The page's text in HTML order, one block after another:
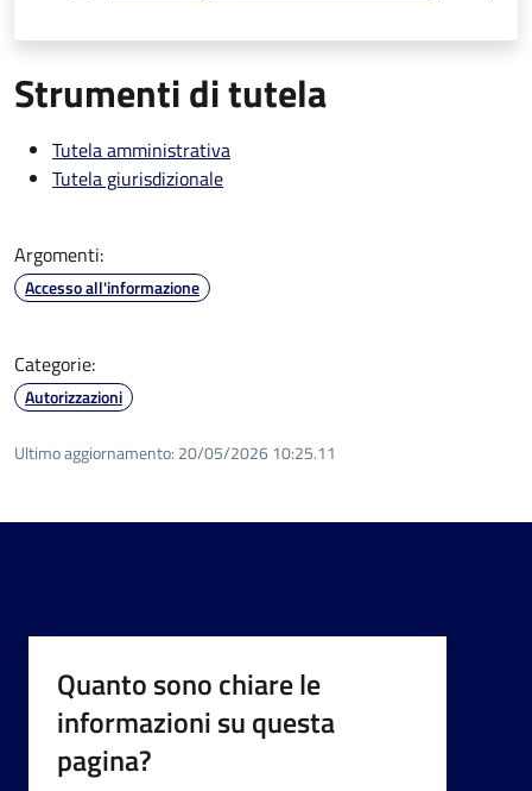
Strumenti di tutela
Tutela amministrativa
Tutela giurisdizionale
Argomenti:
Accesso all'informazione
Categorie:
Autorizzazioni
Ultimo aggiornamento: 20/05/2026 10:25.11
Quanto sono chiare le
informazioni su questa
pagina?